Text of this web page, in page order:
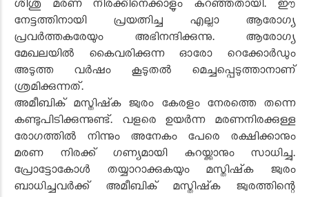
ശിശു മരണ നിരക്കിനെക്കാളും കുറഞ്ഞതായി. ഈ
നേട്ടത്തിനായി പ്രയത്നിച്ച എല്ലാ ആരോഗ്യ
പ്രവർത്തകരേയും അഭിനന്ദിക്കുന്നു. ആരോഗ്യ
മേഖലയിൽ കൈവരിക്കുന്ന ഓരോ റെക്കോർഡും
അടുത്ത വർഷം കൂടുതൽ മെച്ചപ്പെടുത്താനാണ്
ശ്രമിക്കുന്നത്.
അമീബിക് മസ്തിഷ്‌ക ജ്വരം കേരളം നേരത്തെ തന്നെ
കണ്ടുപിടിക്കുന്നുണ്ട്. വളരെ ഉയർന്ന മരണനിരക്കുള്ള
രോഗത്തിൽ നിന്നും അനേകം പേരെ രക്ഷിക്കാനും
മരണ നിരക്ക് ഗണ്യമായി കുറയ്ക്കാനും സാധിച്ചു.
പ്രോട്ടോകോൾ തയ്യാറാക്കുകയും മസ്തിഷ്‌ക ജ്വരം
ബാധിച്ചവർക്ക് അമീബിക് മസ്തിഷ്‌ക ജ്വരത്തിന്റെ